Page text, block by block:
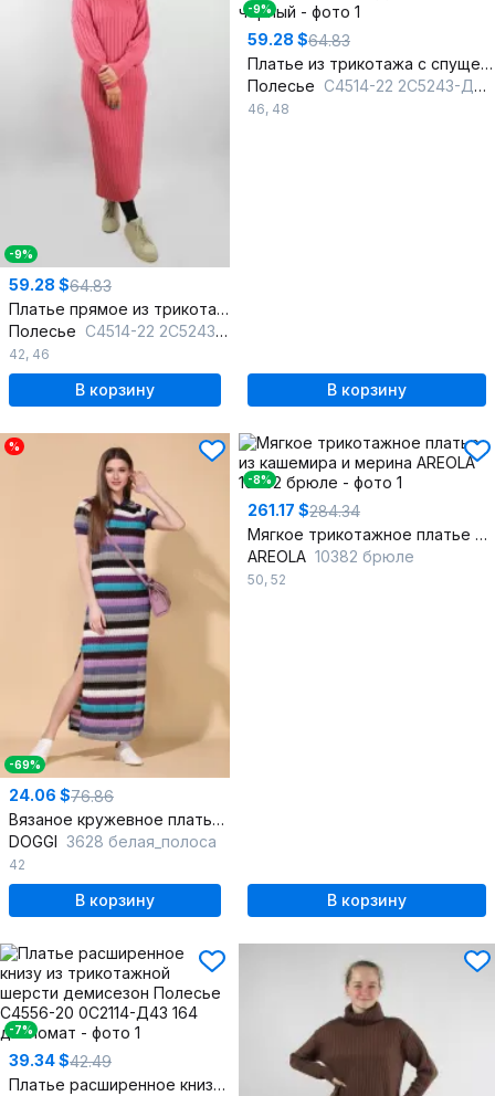
-9%
59.28 $64.83
Платье прямое из трикотажа с длинным рукавом и спущенной линией плеча
Полесье С4514-22 2С5243-Д43 164 десерт__17-1927
42, 46
В корзину
-9%
59.28 $64.83
Платье из трикотажа с спущенной линией плеча и круглым вырезом
Полесье С4514-22 2С5243-Д43 164 черный
46, 48
В корзину
%
-69%
24.06 $76.86
Вязаное кружевное платье с капюшоном и разрезами
DOGGI 3628 белая_полоса
42
В корзину
-8%
261.17 $284.34
Мягкое трикотажное платье из кашемира и мерина
AREOLA 10382 брюле
50, 52
В корзину
-7%
39.34 $42.49
Платье расширенное книзу из трикотажной шерсти демисезон